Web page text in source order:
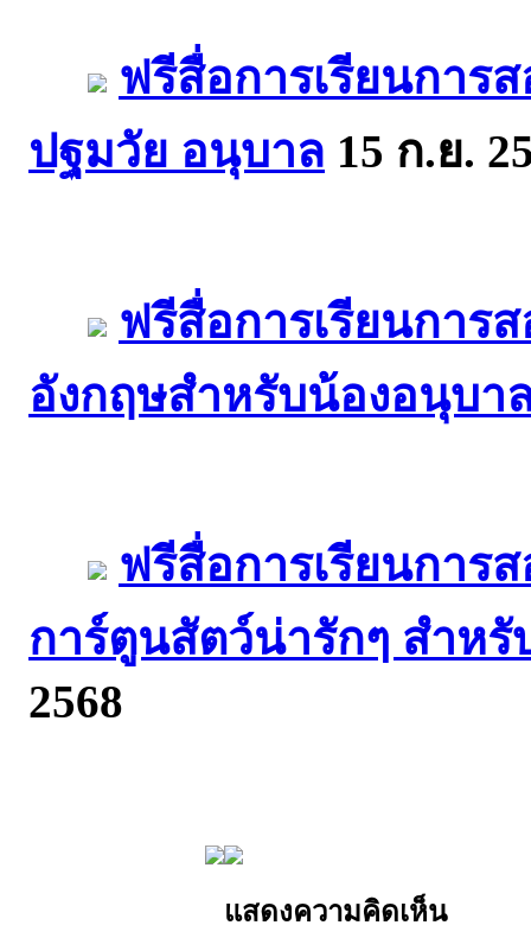
ฟรีสื่อการเรียนการ
ปฐมวัย อนุบาล 15 ก.ย.
ฟรีสื่อการเรียนการ
อังกฤษสำหรับน้องอนุบา
ฟรีสื่อการเรียนการ
การ์ตูนสัตว์น่ารักๆ สำห
2568
แสดงความคิดเห็น